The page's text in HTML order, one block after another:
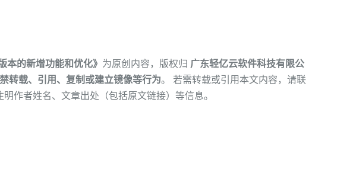
本的新增功能和优化》 为原创内容，版权归 广东轻亿云软件科技有限公
转载、引用、复制或建立镜像等行为。 若需转载或引用本文内容，请联
作者姓名、文章出处（包括原文链接）等信息。